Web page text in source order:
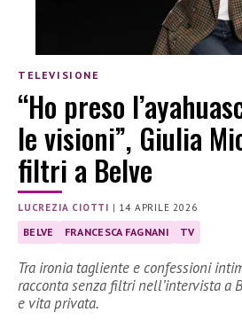
TELEVISIONE
“Ho preso
le visioni”, Giulia
filtri a Belve
LUCREZIA CIOTTI | 14 APRILE 2026
BELVE FRANCESCA FAGNANI TV
Tra ironia tagliente e confessioni
racconta senza filtri nell’intervista a
e vita privata.